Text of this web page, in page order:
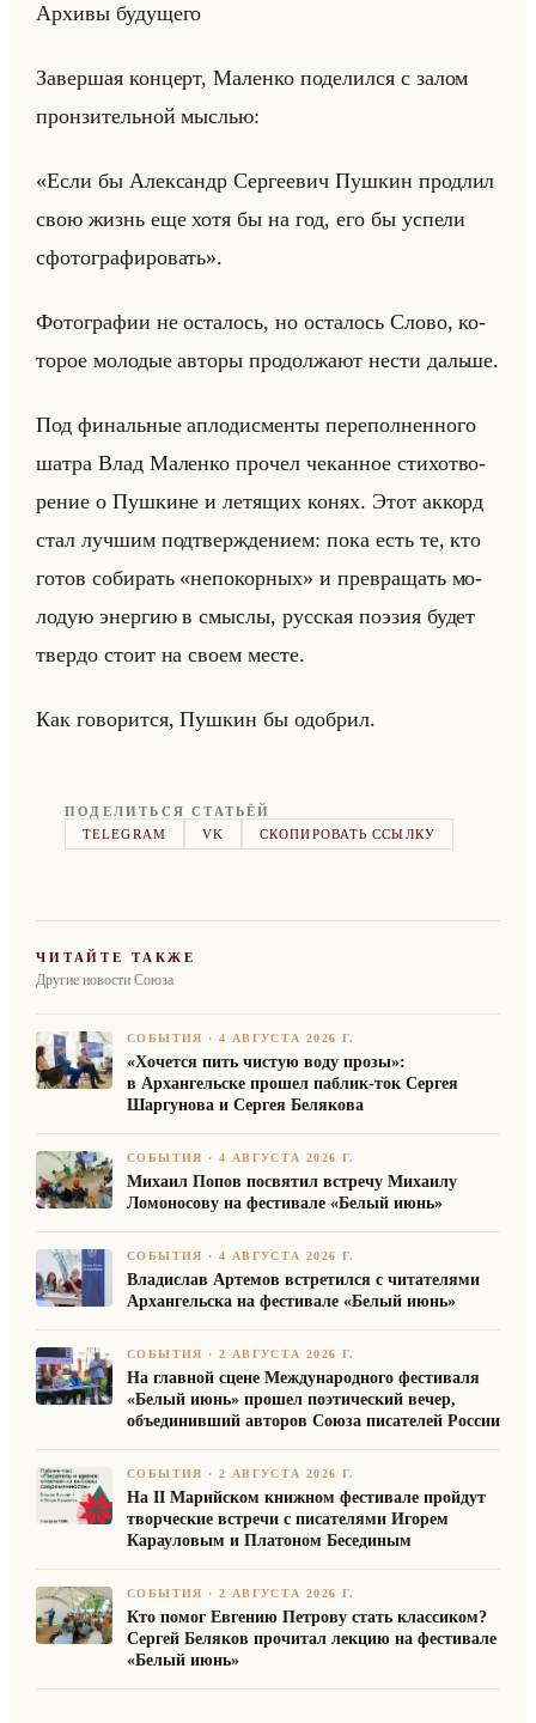
Ар­хи­вы бу­ду­ще­го
За­вер­шая кон­церт, Ма­лен­ко по­де­лил­ся с залом
прон­зи­тельной мыс­лью:
«Если бы Александр Сергеевич Пушкин продлил
свою жизнь еще хотя бы на год, его бы успели
сфотографировать».
Фо­то­гра­фии не оста­лось, но оста­лось Слово, ко­
то­рое мо­ло­дые ав­то­ры про­дол­жа­ют нести дальше.
Под фи­нальные ап­ло­дис­мен­ты пе­ре­пол­нен­но­го
шатра Влад Ма­лен­ко про­чел че­кан­ное сти­хо­тво­
ре­ние о Пуш­кине и ле­тя­щих конях. Этот ак­корд
стал луч­шим под­твер­жде­ни­ем: пока есть те, кто
готов со­би­рать «непокорных» и пре­вра­щать мо­
ло­дую энер­гию в смыс­лы, рус­ская по­эзия будет
твер­до стоит на своем месте.
Как го­во­рит­ся, Пуш­кин бы одоб­рил.
ПОДЕЛИТЬСЯ СТАТЬЁЙ
TELEGRAM
VK СКОПИРОВАТЬ ССЫЛКУ
ЧИТАЙТЕ ТАКЖЕ
Другие новости Союза
СОБЫТИЯ ·4 АВГУСТА 2026 Г.
«Хочется пить чистую воду прозы»:
в Архангельске прошел паблик-ток Сергея
Шаргунова и Сергея Белякова
СОБЫТИЯ ·4 АВГУСТА 2026 Г.
Михаил Попов посвятил встречу Михаилу
Ломоносову на фестивале «Белый июнь»
СОБЫТИЯ ·4 АВГУСТА 2026 Г.
Владислав Артемов встретился с читателями
Архангельска на фестивале «Белый июнь»
СОБЫТИЯ ·2 АВГУСТА 2026 Г.
На главной сцене Международного фестиваля
«Белый июнь» прошел поэтический вечер,
объединивший авторов Союза писателей России
СОБЫТИЯ ·2 АВГУСТА 2026 Г.
На II Марийском книжном фестивале пройдут
творческие встречи с писателями Игорем
Карауловым и Платоном Бесединым
СОБЫТИЯ ·2 АВГУСТА 2026 Г.
Кто помог Евгению Петрову стать классиком?
Сергей Беляков прочитал лекцию на фестивале
«Белый июнь»